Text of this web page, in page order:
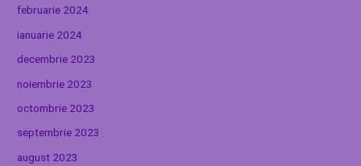
februarie 2024
ianuarie 2024
decembrie 2023
noiembrie 2023
octombrie 2023
septembrie 2023
august 2023